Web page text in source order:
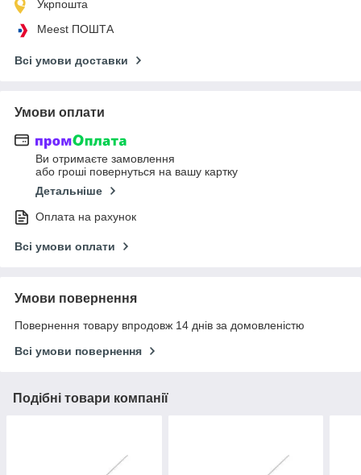
Укрпошта
Meest ПОШТА
Всі умови доставки
Умови оплати
Ви отримаєте замовлення
або гроші повернуться на вашу картку
Детальніше
Оплата на рахунок
Всі умови оплати
Умови повернення
Повернення товару впродовж 14 днів за домовленістю
Всі умови повернення
Подібні товари компанії